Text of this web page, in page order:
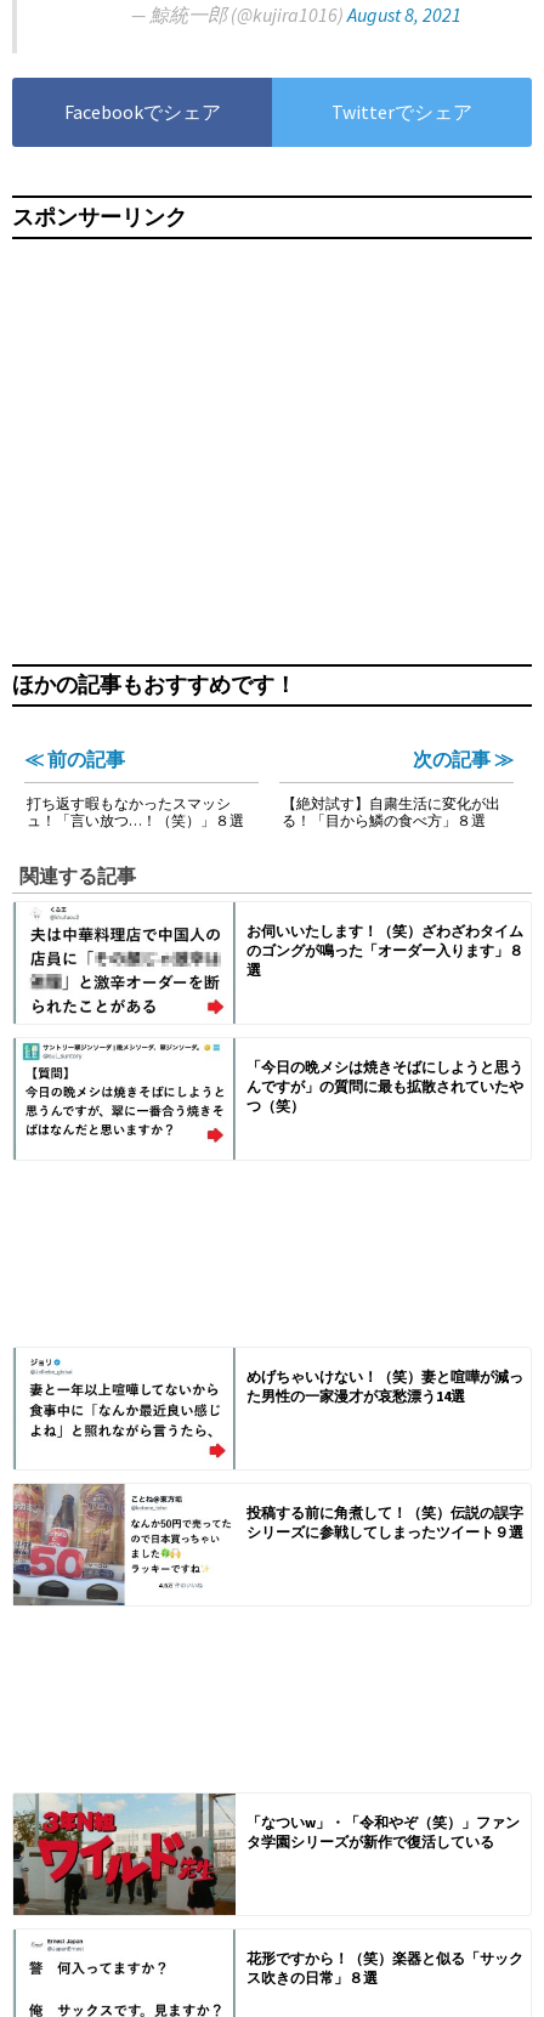
— 鯨統一郎 (@kujira1016)August 8, 2021
Facebookでシェア Twitterでシェア
スポンサーリンク
ほかの記事もおすすめです！
≪ 前の記事
打ち返す暇もなかったスマッシ
ュ！「言い放つ…！（笑）」８選
次の記事 ≫
【絶対試す】自粛生活に変化が出
る！「目から鱗の食べ方」８選
関連する記事
お伺いいたします！（笑）ざわざわタイム
のゴングが鳴った「オーダー入ります」８
選
「今日の晩メシは焼きそばにしようと思う
んですが」の質問に最も拡散されていたや
つ（笑）
めげちゃいけない！（笑）妻と喧嘩が減っ
た男性の一家漫才が哀愁漂う14選
投稿する前に角煮して！（笑）伝説の誤字
シリーズに参戦してしまったツイート９選
「なついw」・「令和やぞ（笑）」ファン
タ学園シリーズが新作で復活している
花形ですから！（笑）楽器と似る「サック
ス吹きの日常」８選